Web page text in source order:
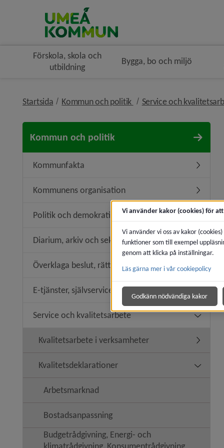
Förskola, skola och
utbildning
Bygga, bo och miljö
Startsida Kommun och politik nivå i
Service och
Kommun och politik
Kommunfakta
Kommunens organisation
Politik och demokrati
Diarium, arkiv och sekretess
Överklaga beslut, rättssäkerhet
E-tjänster, självservice
Service och kvalitetsarbete
Kvalitetsarbete i verksamheter
Kvalitetsdeklarationer
Arbetsmarknad
Bostadsanpassning
Budgetrådgivning, Energi- och
klimatrådgivning, Konsumentrådgivning
Vi använder kakor (cookies) för
Vi använder vi oss av kakor
funktioner som till exempel
genom att klicka på inställningar.
Läs gärna mer i vår cookiepolicy
Godkänn nödvändiga kakor